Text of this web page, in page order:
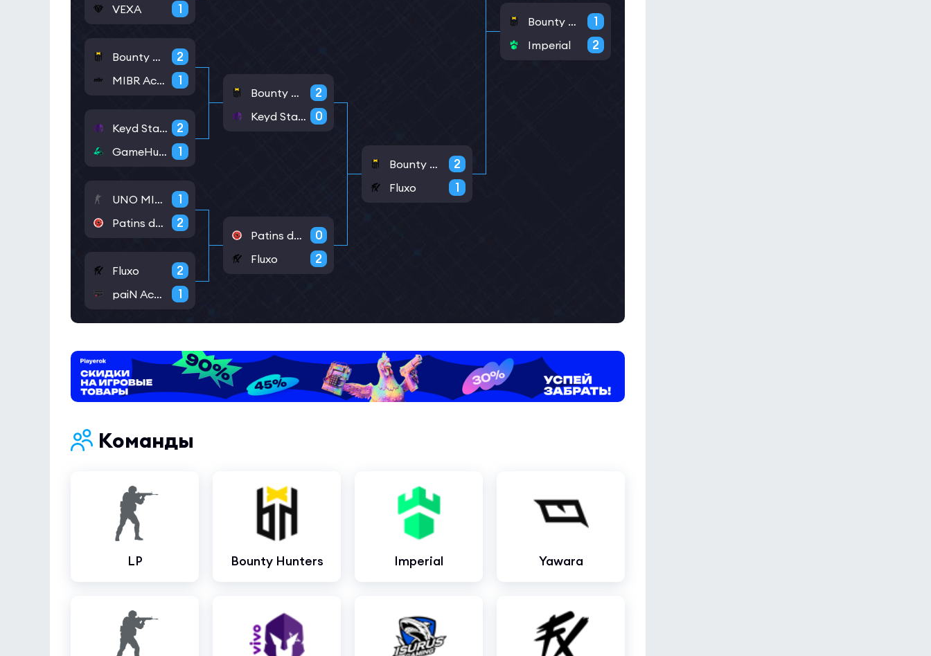
VEXA 1
Bounty Hunters 2
MIBR Academy 1
Keyd Stars 2
GameHunters 1
UNO MILLE 1
Patins da Ferrari 2
Fluxo 2
paiN Academy 1
Bounty Hunters 2
Keyd Stars 0
Patins da Ferrari 0
Fluxo 2
Bounty Hunters 2
Fluxo 1
Bounty Hunters 1
Imperial 2
Команды
LP Bounty Hunters Imperial Yawara